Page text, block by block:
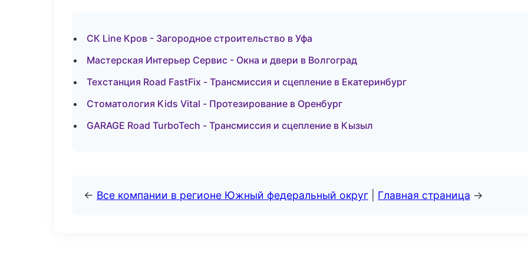
СК Line Кров - Загородное строительство в Уфа
Мастерская Интерьер Сервис - Окна и двери в Волгоград
Техстанция Road FastFix - Трансмиссия и сцепление в Екатеринбург
Стоматология Kids Vital - Протезирование в Оренбург
GARAGE Road TurboTech - Трансмиссия и сцепление в Кызыл
← Все компании в регионе Южный федеральный округ Главная страница →